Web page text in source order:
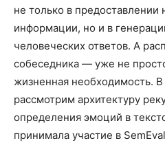
не только в
информации, но и в
человеческих ответов. А
собеседника — уже не
жизненная необходимость. В
рассмотрим архитектуру
определения эмоций в
принимала участие в